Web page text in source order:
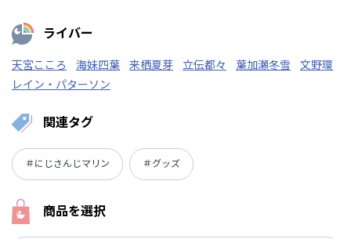
ライバー
天宮こころ 海妹四葉 来栖夏芽 立伝都々 葉加瀬冬雪
文野環
レイン・パターソン
関連タグ
＃にじさんじマリン ＃グッズ
商品を選択